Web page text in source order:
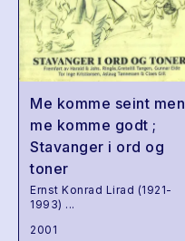
Me komme seint men
me komme godt ;
Stavanger i ord og
toner
Ernst Konrad Lirad (1921-
1993) ...
2001